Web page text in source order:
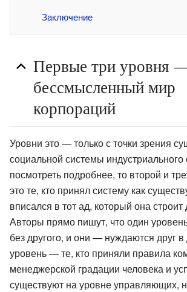
Заключение
Первые три уровня
бессмысленный мир
корпораций
Уровни это — только с точки зрения
социальной системы
посмотреть подробнее, то второй и
это те, кто принял систему как
вписался в тот ад, который она
Авторы прямо пишут, что один
без другого, и они — нуждаются друг в
уровень — те, кто приняли правила
менеджерской градации человека и
существуют на уровне управляющих,